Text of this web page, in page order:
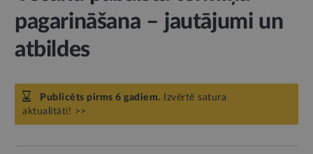
pagarināšana – jautājumi un
atbildes
Publicēts pirms 6 gadiem. Izvērtē satura
aktualitāti! >>